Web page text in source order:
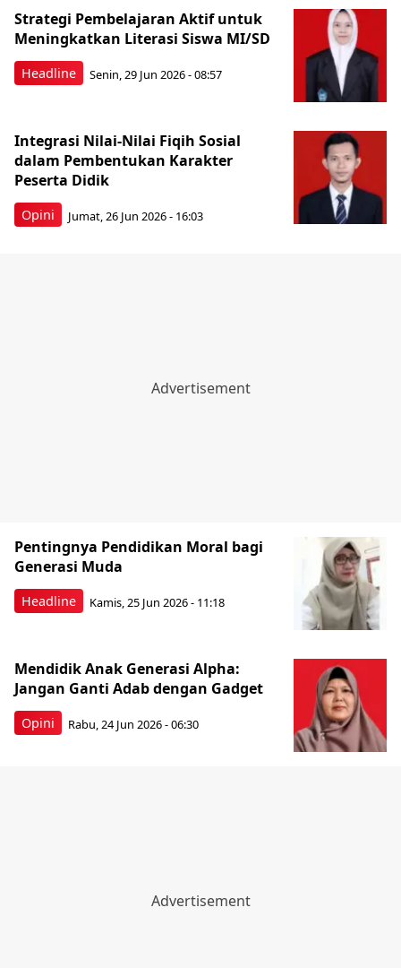
Headline
Strategi Pembelajaran Aktif untuk
Meningkatkan Literasi Siswa MI/SD
Senin, 29 Jun 2026 - 08:57
Opini
‎Integrasi Nilai-Nilai Fiqih Sosial
dalam Pembentukan Karakter
Peserta Didik
Jumat, 26 Jun 2026 - 16:03
Headline
Pentingnya Pendidikan Moral bagi
Generasi Muda
Kamis, 25 Jun 2026 - 11:18
Opini
‎Mendidik Anak Generasi Alpha:
Jangan Ganti Adab dengan Gadget
Rabu, 24 Jun 2026 - 06:30